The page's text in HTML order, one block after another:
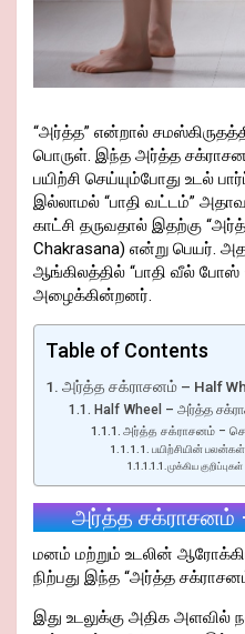
“அர்த்த” என்றால்
பொருள். இந்த அர்த்த
பயிற்சி செய்யும்போது உடல்
இல்லாமல் “பாதி வட்டம்”
காட்சி தருவதால் இதற்கு
Chakrasana) என்று பெயர்.
ஆங்கிலத்தில் “பாதி வீல் போஸ்
அழைக்கின்றனர்.
Table of Contents
அர்த்த சக்ராசனம் – Half
Half Wheel – அர்த்த
அர்த்த சக்ராசனம் –
பயிற்சியின் பலன்கள்
முக்கிய குறிப்புகள்
அர்த்த சக்ராசனம்
மனம் மற்றும் உடலின்
நிற்பது இந்த “அர்த்த
இது உடலுக்கு அதிக